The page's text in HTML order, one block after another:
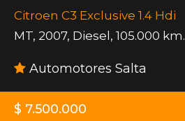
Citroen C3 Exclusive 1.4 Hdi
MT, 2007, Diesel, 105.000 km.
Automotores Salta
$ 7.500.000